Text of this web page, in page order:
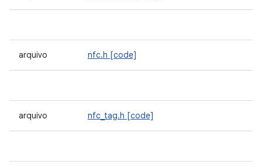
arquivo nfc.h [code]
arquivo nfc_tag.h [code]